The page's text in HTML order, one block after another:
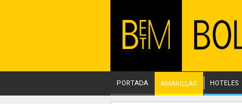
PORTADA AMARILLAS HOTELES